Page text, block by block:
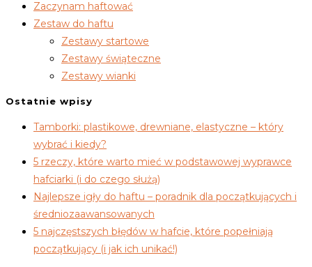
Zaczynam haftować
Zestaw do haftu
Zestawy startowe
Zestawy świąteczne
Zestawy wianki
Ostatnie wpisy
Tamborki: plastikowe, drewniane, elastyczne – który
wybrać i kiedy?
5 rzeczy, które warto mieć w podstawowej wyprawce
hafciarki (i do czego służą)
Najlepsze igły do haftu – poradnik dla początkujących i
średniozaawansowanych
5 najczęstszych błędów w hafcie, które popełniają
początkujący (i jak ich unikać!)